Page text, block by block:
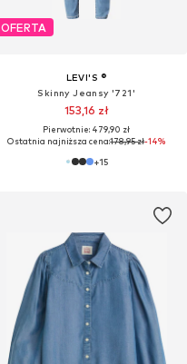
OFERTA
LEVI'S ®
Skinny Jeansy '721'
153,16 zł
Pierwotnie: 479,90 zł
Ostatnia najniższa cena:178,95 zł-14%
+15